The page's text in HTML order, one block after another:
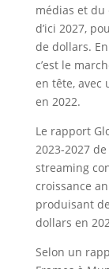
médias et
d’ici 2027,
de dollars.
c’est le
en tête, avec
en 2022.
Le rapport
2023-2027
streaming
croissance
produisant
dollars en
Selon un